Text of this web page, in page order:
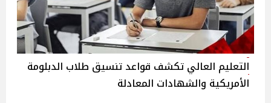
التعليم العالي تكشف قواعد تنسيق طلاب الدبلومة
الأمريكية والشهادات المعادلة